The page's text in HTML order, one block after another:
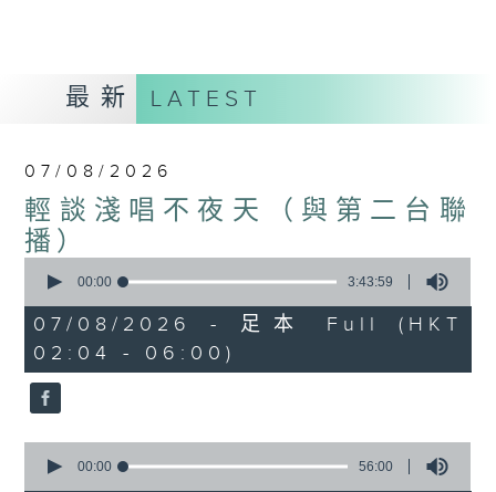
最新 LATEST
07/08/2026
輕談淺唱不夜天（與第二台聯
播）
seconds
3
hours,
43
minutes,
59
seconds
00:00 3:43:59
07/08/2026 - 足本 Full (HKT
02:04 - 06:00)
seconds
00:00 56:00